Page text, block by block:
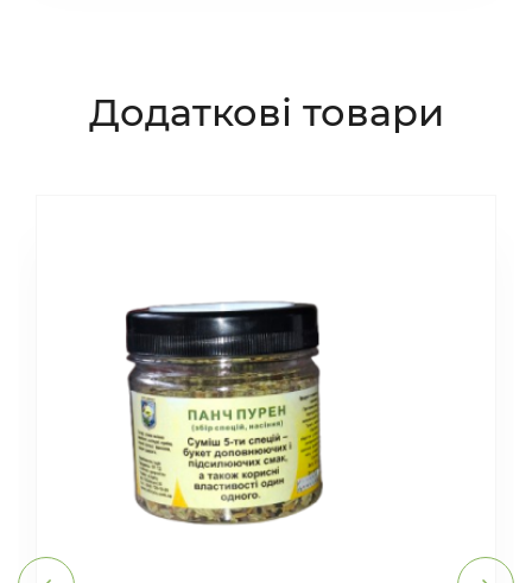
Додаткові товари